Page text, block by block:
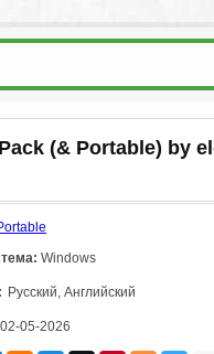
(& Portable) by
Windows
Русский, Английский
02-05-2026